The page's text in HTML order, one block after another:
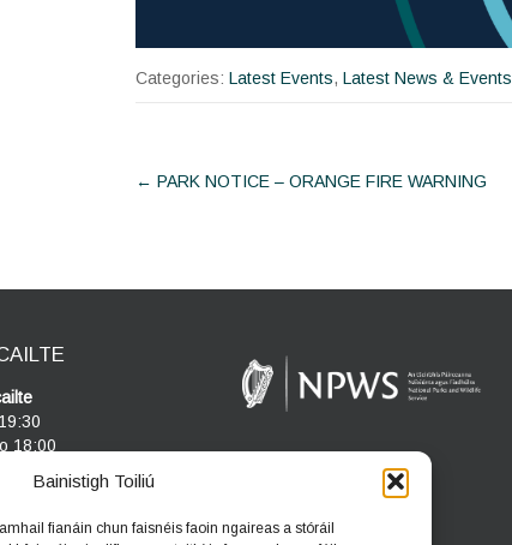
Bainistigh Toiliú
fianáin chun faisnéis faoin ngaireas a stóráil
Categories: Latest Events, Latest News & Events
Post
← PARK NOTICE – ORANGE FIRE WARNING
18:00